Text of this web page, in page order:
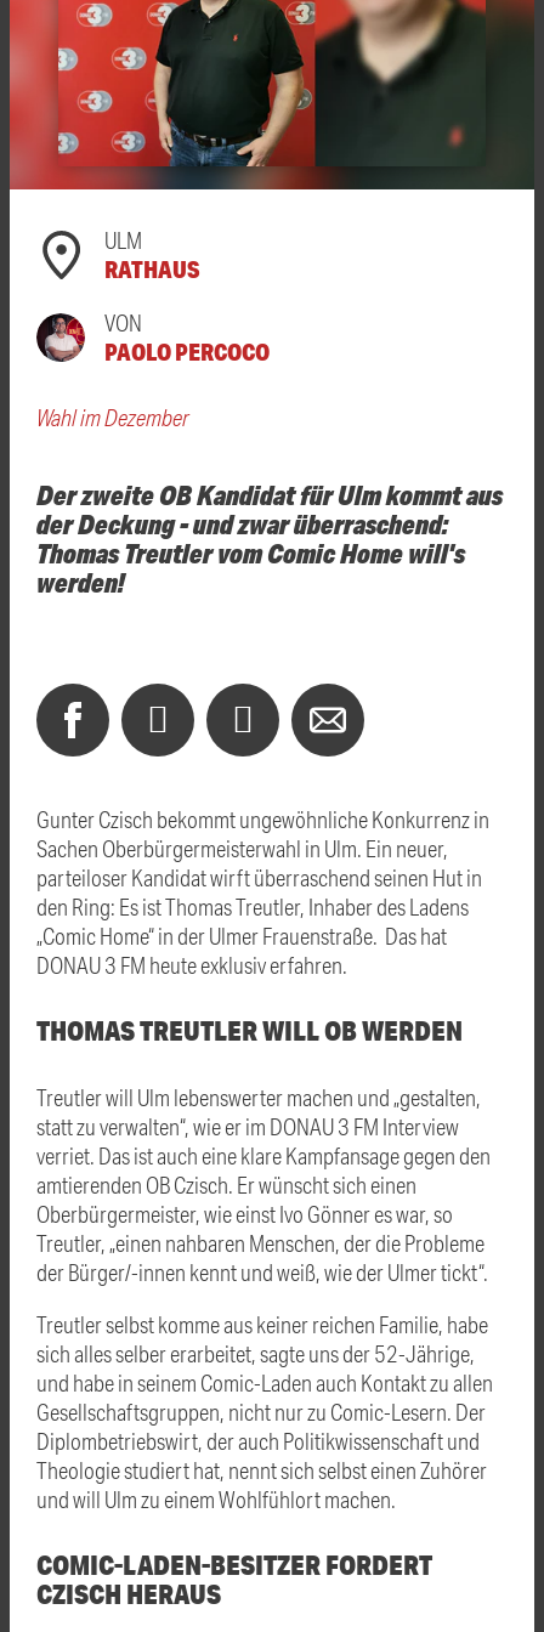
ULM
RATHAUS
VON
PAOLO PERCOCO
Wahl im Dezember
Der zweite OB Kandidat für Ulm kommt aus
der Deckung - und zwar überraschend:
Thomas Treutler vom Comic Home will's
werden!
Gunter Czisch bekommt ungewöhnliche Konkurrenz in
Sachen Oberbürgermeisterwahl in Ulm. Ein neuer,
parteiloser Kandidat wirft überraschend seinen Hut in
den Ring: Es ist Thomas Treutler, Inhaber des Ladens
„Comic Home“ in der Ulmer Frauenstraße. Das hat
DONAU 3 FM heute exklusiv erfahren.
THOMAS TREUTLER WILL OB WERDEN
Treutler will Ulm lebenswerter machen und „gestalten,
statt zu verwalten“, wie er im DONAU 3 FM Interview
verriet. Das ist auch eine klare Kampfansage gegen den
amtierenden OB Czisch. Er wünscht sich einen
Oberbürgermeister, wie einst Ivo Gönner es war, so
Treutler, „einen nahbaren Menschen, der die Probleme
der Bürger/-innen kennt und weiß, wie der Ulmer tickt“.
Treutler selbst komme aus keiner reichen Familie, habe
sich alles selber erarbeitet, sagte uns der 52-Jährige,
und habe in seinem Comic-Laden auch Kontakt zu allen
Gesellschaftsgruppen, nicht nur zu Comic-Lesern. Der
Diplombetriebswirt, der auch Politikwissenschaft und
Theologie studiert hat, nennt sich selbst einen Zuhörer
und will Ulm zu einem Wohlfühlort machen.
COMIC-LADEN-BESITZER FORDERT
CZISCH HERAUS